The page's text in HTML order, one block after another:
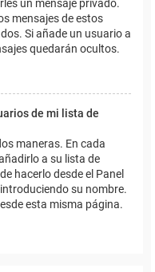
un mensaje privado.
mensajes de estos
Si añade un usuario a
quedarán ocultos.
de mi lista de
maneras. En cada
a su lista de
hacerlo desde el Panel
su nombre.
esta misma página.